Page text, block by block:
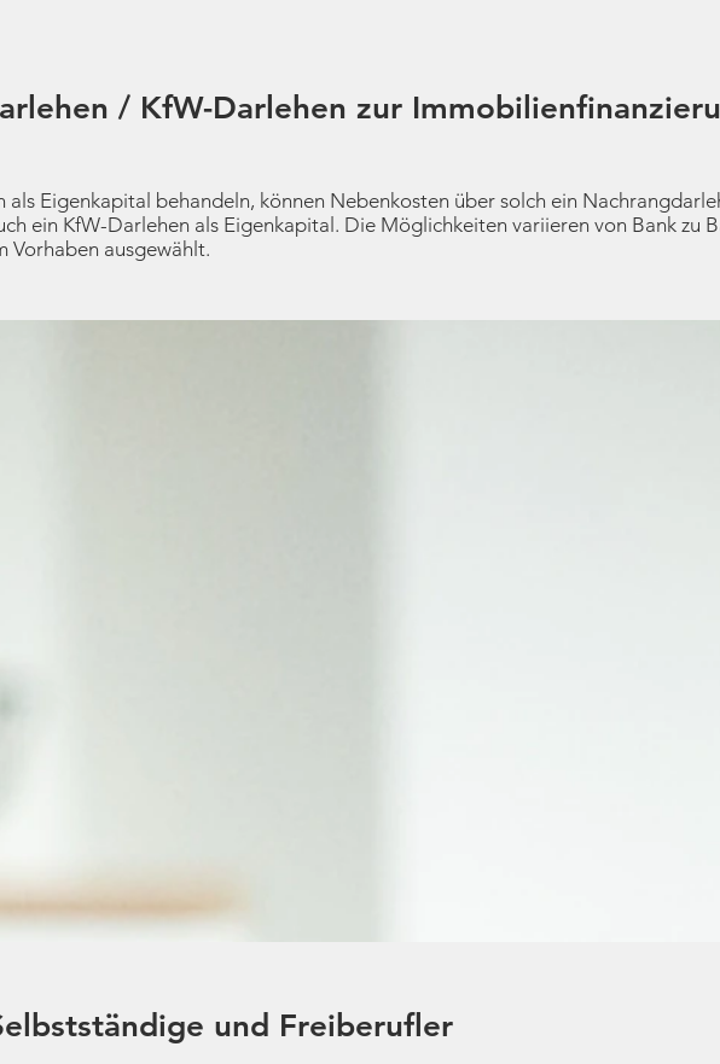
/ KfW-Darlehen zur
Eigenkapital behandeln, können Nebenkosten über solch ein
ein KfW-Darlehen als Eigenkapital. Die Möglichkeiten variieren von Bank zu
Vorhaben ausgewählt.
und Freiberufler